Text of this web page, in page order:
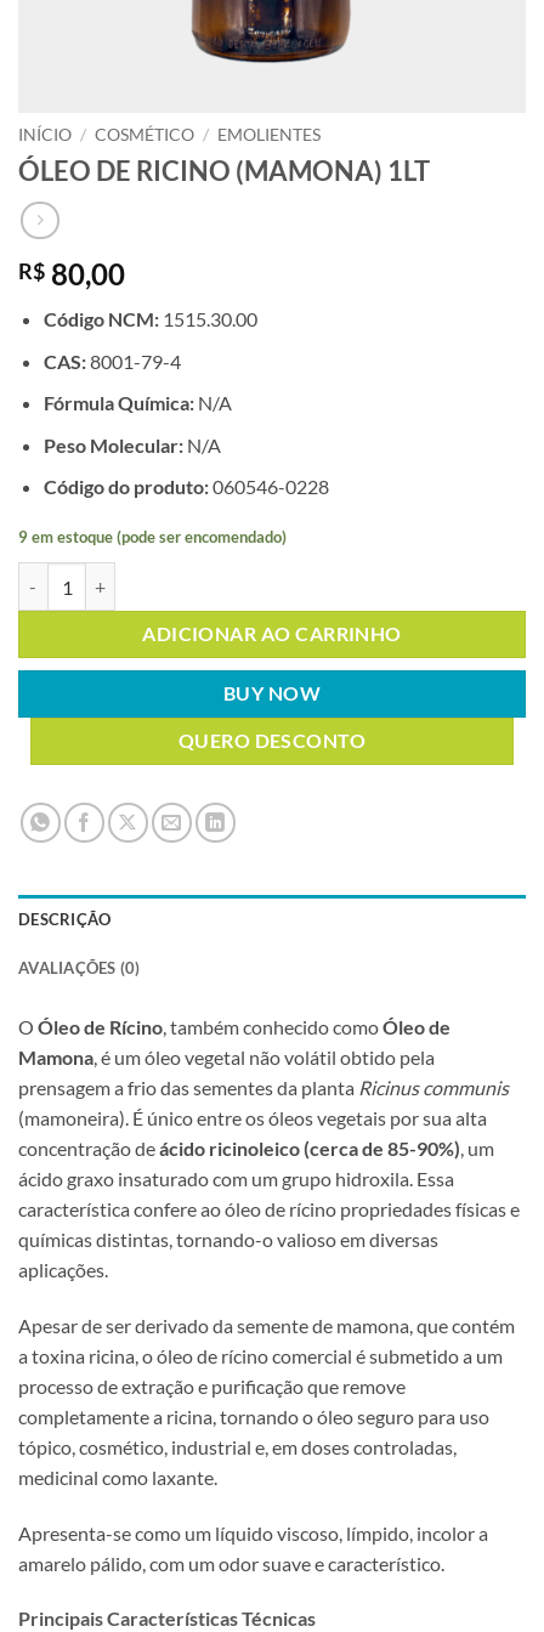
INÍCIO / COSMÉTICO / EMOLIENTES
ÓLEO DE RICINO (MAMONA) 1LT
R$ 80,00
Código NCM:1515.30.00
CAS:8001-79-4
Fórmula Química:N/A
Peso Molecular:N/A
Código do produto:060546-0228
9 em estoque (pode ser encomendado)
ADICIONAR AO CARRINHO
BUY NOW
QUERO DESCONTO
DESCRIÇÃO
AVALIAÇÕES (0)
O Óleo de Rícino, também conhecido comoÓleo de
Mamona, é um óleo vegetal não volátil obtido pela
prensagem a frio das sementes da planta Ricinus communis
(mamoneira). É único entre os óleos vegetais por sua alta
concentração deácido ricinoleico (cerca de 85-90%), um
ácido graxo insaturado com um grupo hidroxila. Essa
característica confere ao óleo de rícino propriedades físicas e
químicas distintas, tornando-o valioso em diversas
aplicações.
Apesar de ser derivado da semente de mamona, que contém
a toxina ricina, o óleo de rícino comercial é submetido a um
processo de extração e purificação que remove
completamente a ricina, tornando o óleo seguro para uso
tópico, cosmético, industrial e, em doses controladas,
medicinal como laxante.
Apresenta-se como um líquido viscoso, límpido, incolor a
amarelo pálido, com um odor suave e característico.
Principais Características Técnicas